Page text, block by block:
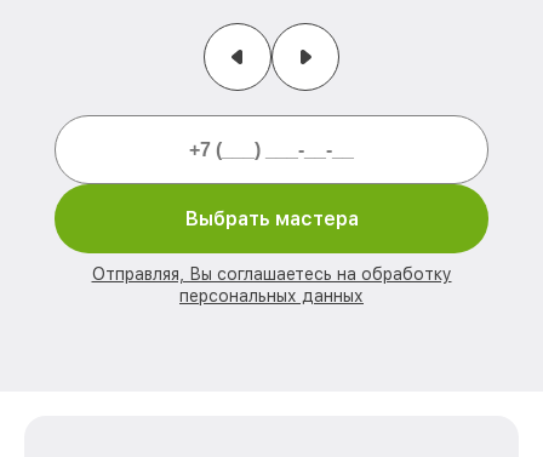
Выбрать мастера
Отправляя, Вы соглашаетесь на обработку
персональных данных